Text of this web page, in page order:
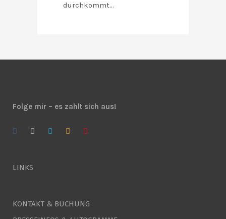
durchkommt…
Folge mir – es zahlt sich aus!
LINKS
KONTAKT & BUCHUNG